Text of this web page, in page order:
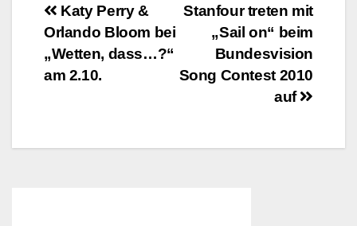
Beitragsnavigation
Stanfour treten mit
„Sail on“ beim
Bundesvision
Song Contest 2010
auf
Katy Perry &
Orlando Bloom bei
„Wetten, dass…?“
am 2.10.